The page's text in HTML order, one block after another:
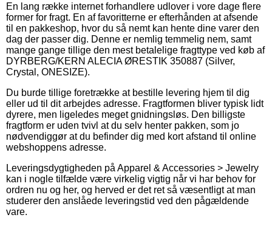
En lang række internet forhandlere udlover i vore dage flere
former for fragt. En af favoritterne er efterhånden at afsende
til en pakkeshop, hvor du så nemt kan hente dine varer den
dag der passer dig. Denne er nemlig temmelig nem, samt
mange gange tillige den mest betalelige fragttype ved køb af
DYRBERG/KERN ALECIA ØRESTIK 350887 (Silver,
Crystal, ONESIZE).
Du burde tillige foretrække at bestille levering hjem til dig
eller ud til dit arbejdes adresse. Fragtformen bliver typisk lidt
dyrere, men ligeledes meget gnidningsløs. Den billigste
fragtform er uden tvivl at du selv henter pakken, som jo
nødvendiggør at du befinder dig med kort afstand til online
webshoppens adresse.
Leveringsdygtigheden på Apparel & Accessories > Jewelry
kan i nogle tilfælde være virkelig vigtig når vi har behov for
ordren nu og her, og herved er det ret så væsentligt at man
studerer den anslåede leveringstid ved den pågældende
vare.